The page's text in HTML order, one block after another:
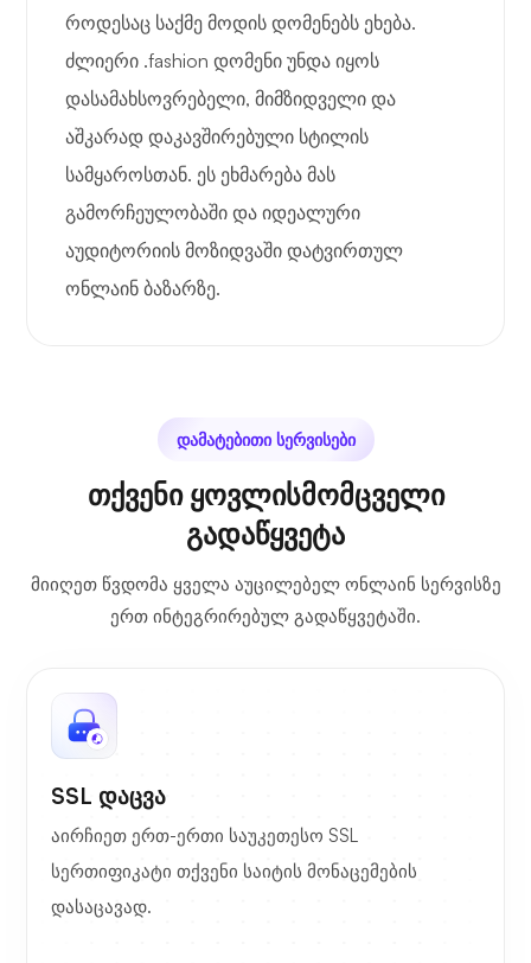
როდესაც საქმე მოდის დომენებს ეხება.
ძლიერი .fashion დომენი უნდა იყოს
დასამახსოვრებელი, მიმზიდველი და
აშკარად დაკავშირებული სტილის
სამყაროსთან. ეს ეხმარება მას
გამორჩეულობაში და იდეალური
აუდიტორიის მოზიდვაში დატვირთულ
ონლაინ ბაზარზე.
დამატებითი სერვისები
თქვენი ყოვლისმომცველი
გადაწყვეტა
მიიღეთ წვდომა ყველა აუცილებელ ონლაინ სერვისზე
ერთ ინტეგრირებულ გადაწყვეტაში.
SSL დაცვა
აირჩიეთ ერთ-ერთი საუკეთესო SSL
სერთიფიკატი თქვენი საიტის მონაცემების
დასაცავად.